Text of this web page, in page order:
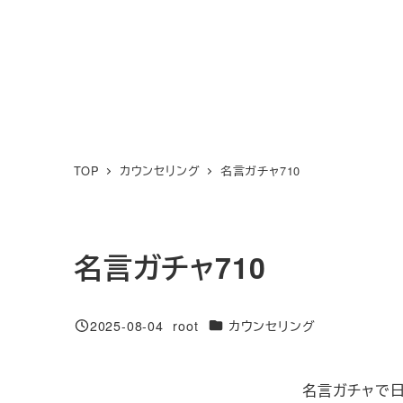
TOP カウンセリング 名言ガチャ710
名言ガチャ710
投稿日
2025-08-04
著
root カテゴリー
カウンセリング
名言ガチャで